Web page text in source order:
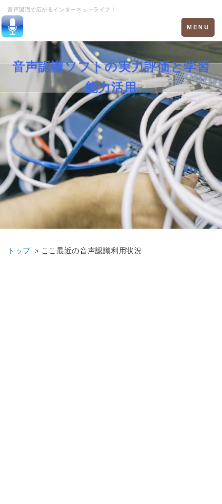
音声認識で広がるインターネットライフ！
Toggle
navigation
MENU
音声認識ソフトの実力評価と学習
能力活用
トップ ＞ここ 最近の音声認識利用状況